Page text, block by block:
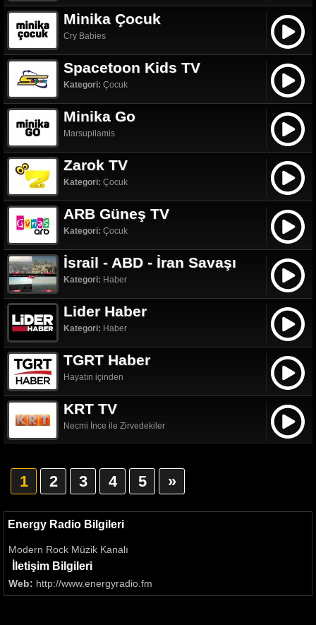
Minika Çocuk
Cry Babies
Spacetoon Kids TV
Kategori: Çocuk
Minika Go
Marsupilamis
Zarok TV
Kategori: Çocuk
ARB Güneş TV
Kategori: Çocuk
İsrail - ABD - İran Savaşı
Kategori: Haber
Lider Haber
Kategori: Haber
TGRT Haber
Hayatın içinden
KRT TV
Necmi İnce ile Zirvedekiler
1 2 3 4 5 »
Energy Radio Bilgileri
Modern Rock Müzik Kanalı
İletişim Bilgileri
Web: http://www.energyradio.fm